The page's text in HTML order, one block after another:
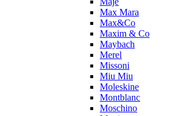
Max Mara
Max&Co
Maxim & Co
Maybach
Merel
Missoni
Miu Miu
Moleskine
Montblanc
Moschino